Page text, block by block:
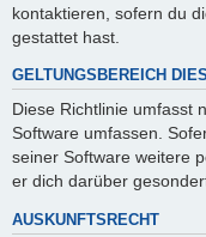
kontaktieren, sofern du
gestattet hast.
GELTUNGSBEREICH
Diese Richtlinie umfasst
Software umfassen.
seiner Software weitere
er dich darüber
AUSKUNFTSRECHT